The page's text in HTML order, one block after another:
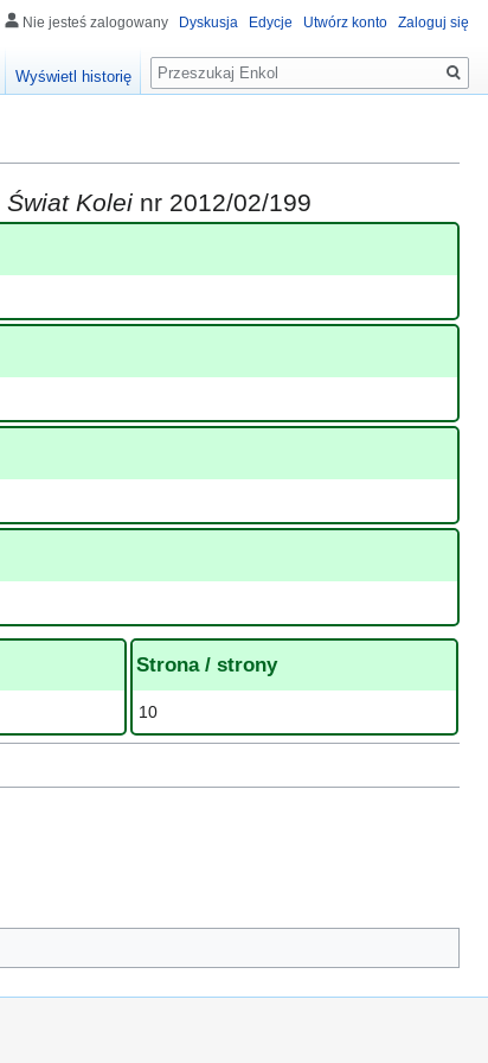
Świat Kolei nr 2012/02/199
Strona / strony
10
Nie jesteś zalogowany Dyskusja Edycje Utwórz konto Zaloguj się
Wyświetl historię
Szukaj